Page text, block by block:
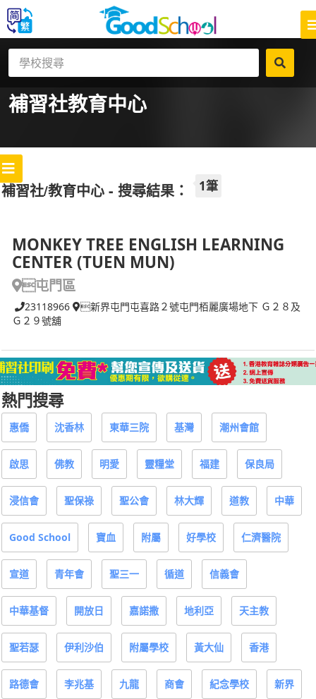
補習社教育中心
補習社/教育中心 - 搜尋結果： 1筆
MONKEY TREE ENGLISH LEARNING
CENTER (TUEN MUN)
屯門區
23118966
新界屯門屯喜路２號屯門栢麗廣場地下 Ｇ２８及
Ｇ２９號舖
熱門搜尋
惠僑 沈香林 東華三院 基灣 潮州會館
啟思 佛教 明愛 靈糧堂 福建 保良局
浸信會 聖保祿 聖公會 林大輝 道教 中華
Good School 寶血 附屬 好學校 仁濟醫院
宣道 青年會 聖三一 循道 信義會
中華基督 開放日 嘉諾撒 地利亞 天主教
聖若瑟 伊利沙伯 附屬學校 黃大仙 香港
路德會 李兆基 九龍 商會 紀念學校 新界